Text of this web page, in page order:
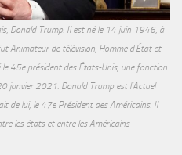
Donald Trump. Il est né le 14 juin 1946, à
Animateur de télévision, Homme d'État et
45e président des États-Unis, une fonction
janvier 2021. Donald Trump est l'Actuel
de lui, le 47e Président des Américains. Il
les états et entre les Américains